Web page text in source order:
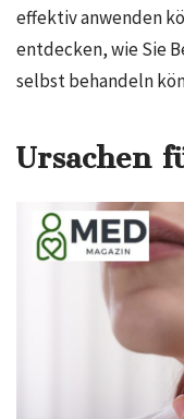
effektiv anwenden
entdecken, wie Sie
selbst behandeln
Ursachen